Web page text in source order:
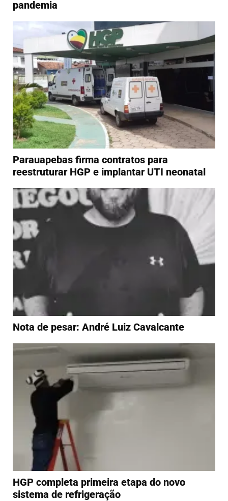
pandemia
Parauapebas firma contratos para
reestruturar HGP e implantar UTI neonatal
Nota de pesar: André Luiz Cavalcante
HGP completa primeira etapa do novo
sistema de refrigeração